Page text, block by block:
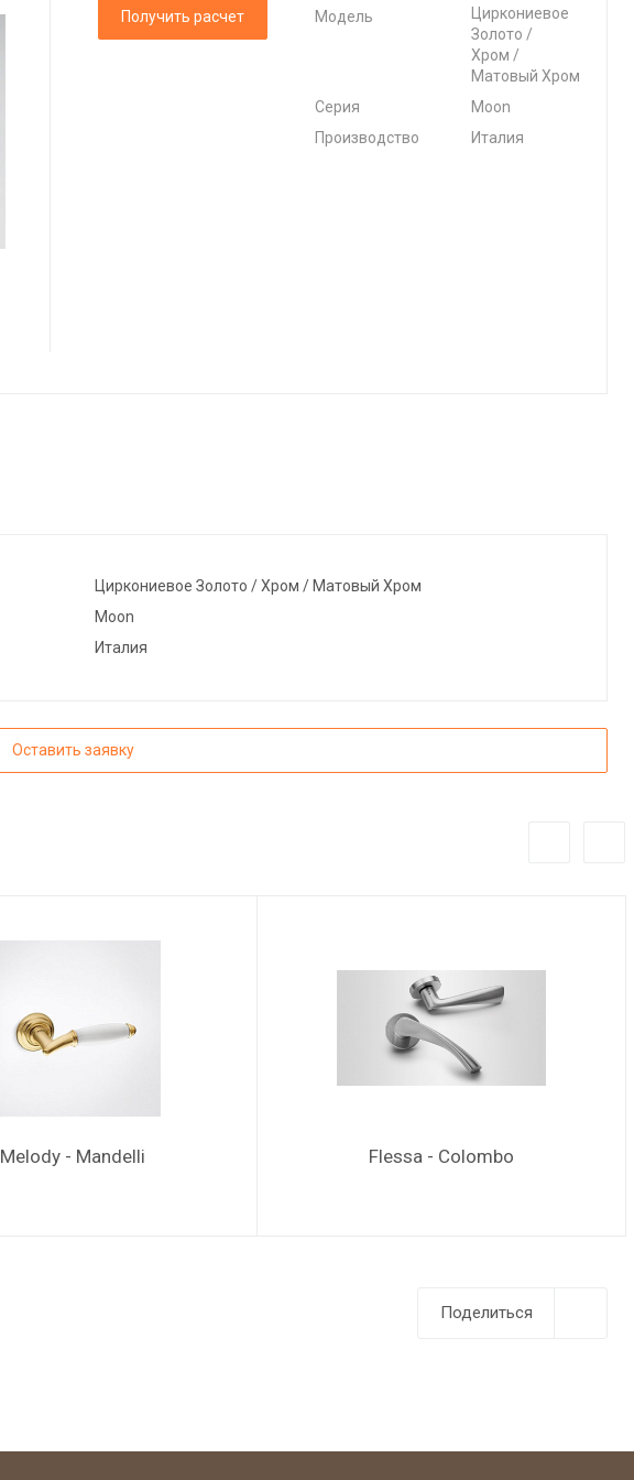
Получить расчет Модель
Циркониевое
Золото /
Хром /
Матовый Хром
Серия
Moon
Производство
Италия
Циркониевое Золото / Хром / Матовый Хром
Moon
Италия
Оставить заявку
Melody - Mandelli Flessa - Colombo
Поделиться